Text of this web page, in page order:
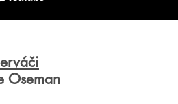
Oseman